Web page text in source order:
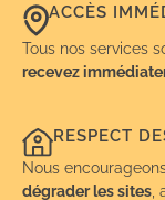
ACCÈS
Tous nos services
recevez
RESPECT
Nous
dégrader les sites